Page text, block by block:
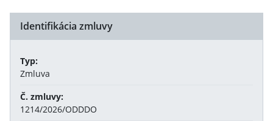
Identifikácia zmluvy
Typ:
Zmluva
Č. zmluvy:
1214/2026/ODDDO